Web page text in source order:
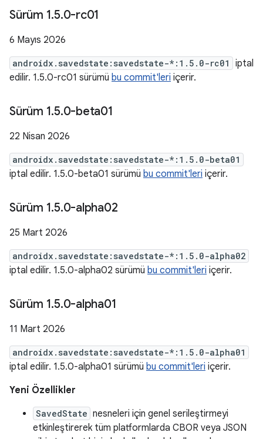
Sürüm 1.5.0-rc01
6 Mayıs 2026
androidx.savedstate:savedstate-*:1.5.0-rc01
iptal
edilir. 1.5.0-rc01 sürümü bu commit'leri içerir.
Sürüm 1.5.0-beta01
22 Nisan 2026
androidx.savedstate:savedstate-*:1.5.0-beta01
iptal edilir. 1.5.0-beta01 sürümü bu commit'leri içerir.
Sürüm 1.5.0-alpha02
25 Mart 2026
androidx.savedstate:savedstate-*:1.5.0-alpha02
iptal edilir. 1.5.0-alpha02 sürümü bu commit'leri içerir.
Sürüm 1.5.0-alpha01
11 Mart 2026
androidx.savedstate:savedstate-*:1.5.0-alpha01
iptal edilir. 1.5.0-alpha01 sürümü bu commit'leri içerir.
Yeni Özellikler
SavedState nesneleri için genel serileştirmeyi
etkinleştirerek tüm platformlarda CBOR veya JSON